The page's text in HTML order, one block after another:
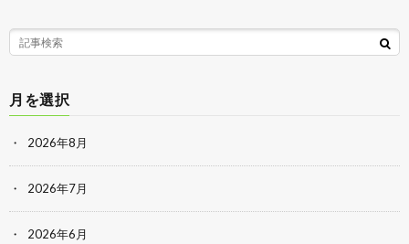
月を選択
2026年8月
2026年7月
2026年6月